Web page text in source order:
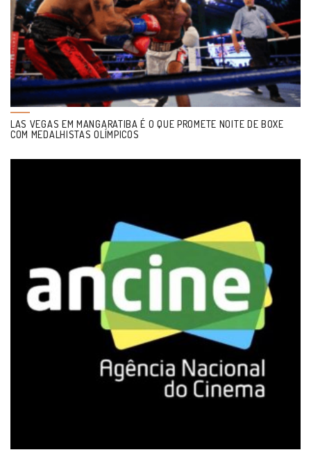
LAS VEGAS EM MANGARATIBA É O QUE PROMETE NOITE DE BOXE
COM MEDALHISTAS OLÍMPICOS